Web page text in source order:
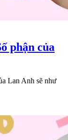
phận của
Lan Anh sẽ như